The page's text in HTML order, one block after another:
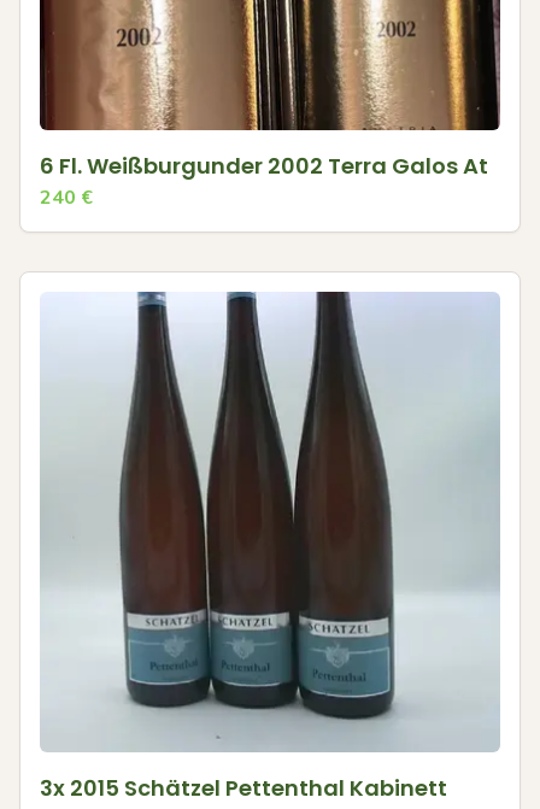
6 Fl. Weißburgunder 2002 Terra Galos At
240 €
3x 2015 Schätzel Pettenthal Kabinett